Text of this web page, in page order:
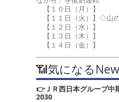
【１０日（月）】
【１１日（火）】◇山
【１２日（水）】
【１３日（木）】
【１４日（金）】
📶気になる
👉ＪＲ西日本グループ中
2030